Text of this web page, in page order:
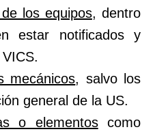
los equipos, dentro
estar notificados y
mecánicos, salvo los
general de la US.
o elementoscomo